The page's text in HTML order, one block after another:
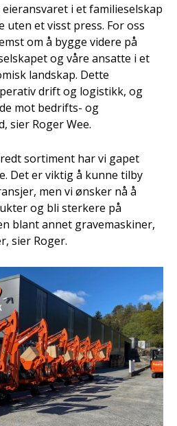
i et familieselskap
uten et visst press. For oss
om å bygge videre på
og våre ansatte i et
landskap. Dette
drift og logistikk, og
mot bedrifts- og
sier Roger Wee.
sortiment har vi gapet
Det er viktig å kunne tilby
men vi ønsker nå å
og bli sterkere på
blant annet gravemaskiner,
sier Roger.